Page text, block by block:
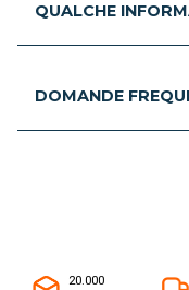
QUALCHE
DOMANDE
20.000